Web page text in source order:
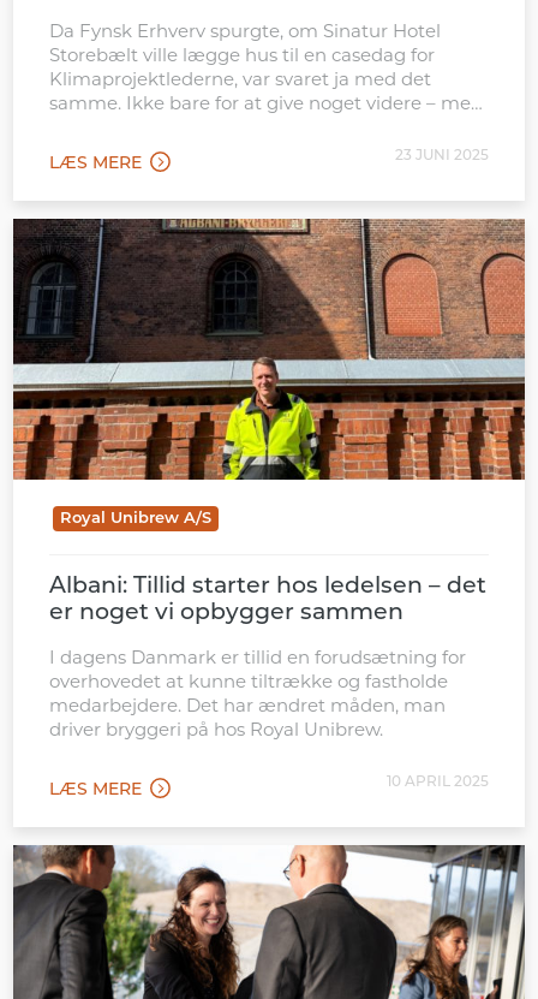
Da Fynsk Erhverv spurgte, om Sinatur Hotel
Storebælt ville lægge hus til en casedag for
Klimaprojektlederne, var svaret ja med det
samme. Ikke bare for at give noget videre – men
For direktør Louise Hauge Gliese handlede
projektet om at få inspiration udefra
LÆS MERE 23 JUNI 2025
Royal Unibrew A/S
Albani: Tillid starter hos ledelsen – det
er noget vi opbygger sammen
I dagens Danmark er tillid en forudsætning for
overhovedet at kunne tiltrække og fastholde
medarbejdere. Det har ændret måden, man
driver bryggeri på hos Royal Unibrew.
LÆS MERE 10 APRIL 2025